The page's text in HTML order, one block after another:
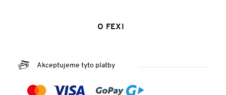
O FEXI
Akceptujeme tyto platby